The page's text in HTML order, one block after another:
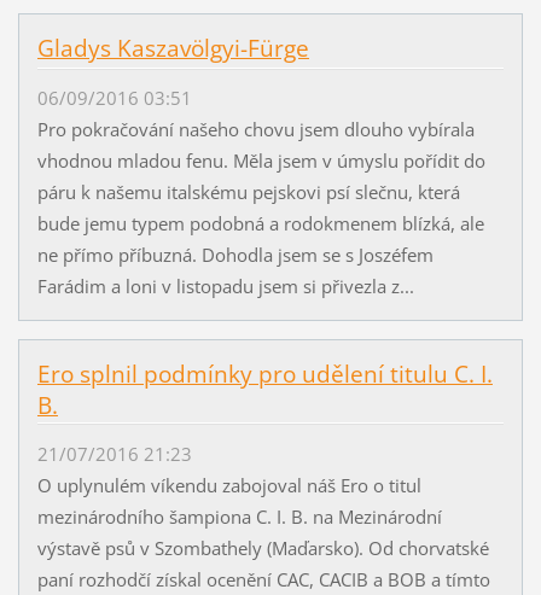
Gladys Kaszavölgyi-Fürge
06/09/2016 03:51
Pro pokračování našeho chovu jsem dlouho vybírala
vhodnou mladou fenu. Měla jsem v úmyslu pořídit do
páru k našemu italskému pejskovi psí slečnu, která
bude jemu typem podobná a rodokmenem blízká, ale
ne přímo příbuzná. Dohodla jsem se s Joszéfem
Farádim a loni v listopadu jsem si přivezla z...
Ero splnil podmínky pro udělení titulu C. I.
B.
21/07/2016 21:23
O uplynulém víkendu zabojoval náš Ero o titul
mezinárodního šampiona C. I. B. na Mezinárodní
výstavě psů v Szombathely (Maďarsko). Od chorvatské
paní rozhodčí získal ocenění CAC, CACIB a BOB a tímto